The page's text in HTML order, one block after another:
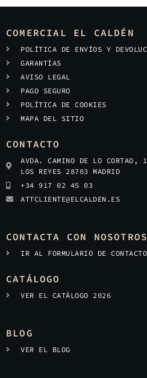
COMERCIAL EL CALDÉN
POLÍTICA DE ENVÍOS Y
GARANTÍAS
AVISO LEGAL
PAGO SEGURO
POLÍTICA DE COOKIES
MAPA DEL SITIO
CONTACTO
AVDA. CAMINO DE LO CORTAO,
LOS REYES 28703 MADRID
+34 917 02 45 03
ATTCLIENTE@ELCALDEN.ES
CONTACTA CON NOSOTROS
IR AL FORMULARIO DE CONTACTO
CATÁLOGO
VER EL CATÁLOGO 2026
BLOG
VER EL BLOG